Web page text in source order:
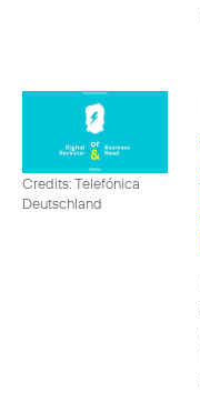
Credits: Telefónica
Deutschland